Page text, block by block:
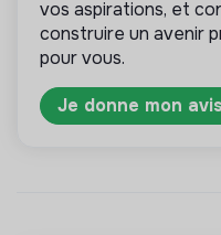
vos aspirations, et
construire un avenir
pour vous.
Je donne mon